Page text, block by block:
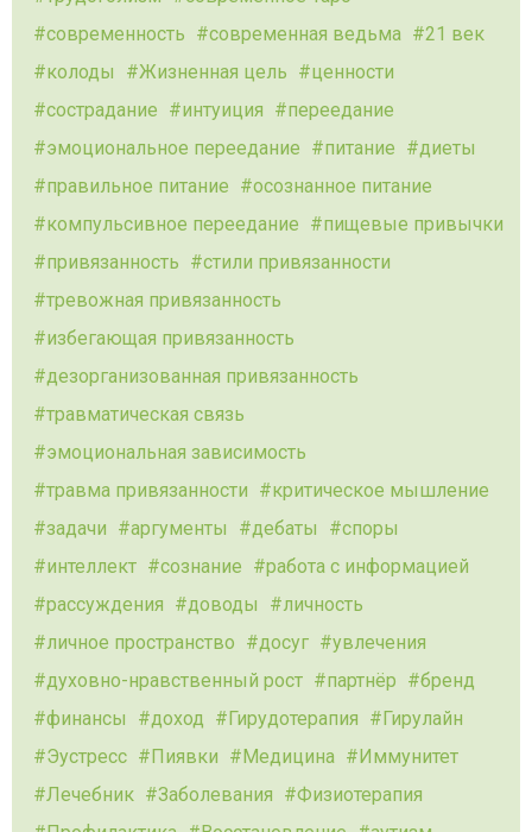
современность
современная ведьма
21 век
колоды
Жизненная цель
ценности
сострадание
интуиция
переедание
эмоциональное переедание
питание
диеты
правильное питание
осознанное питание
компульсивное переедание
пищевые привычки
привязанность
стили привязанности
тревожная привязанность
избегающая привязанность
дезорганизованная привязанность
травматическая связь
эмоциональная зависимость
травма привязанности
критическое мышление
задачи
аргументы дебаты
споры
интеллект
сознание
работа с информацией
рассуждения
доводы
личность
личное пространство
досуг
увлечения
духовно-нравственный рост
партнёр
бренд
финансы
доход Гирудотерапия
Гирулайн
Эустресс
Пиявки Медицина
Иммунитет
Лечебник
Заболевания
Физиотерапия